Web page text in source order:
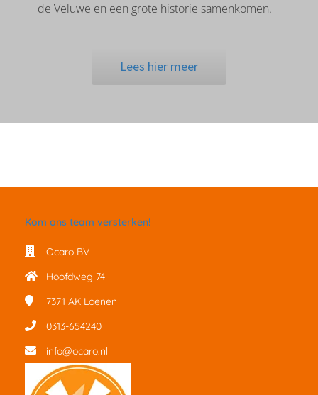
de Veluwe en een grote historie samenkomen.
Lees hier meer
Kom ons team versterken!
Ocaro BV
Hoofdweg 74
7371 AK Loenen
0313-654240
info@ocaro.nl